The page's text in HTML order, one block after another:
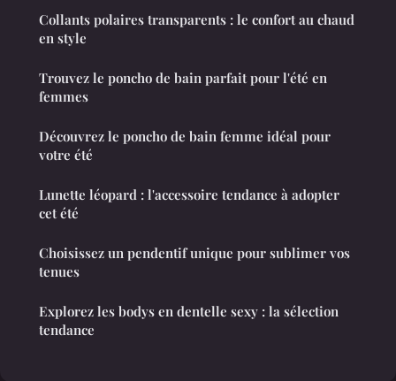
Collants polaires transparents : le confort au chaud
en style
Trouvez le poncho de bain parfait pour l'été en
femmes
Découvrez le poncho de bain femme idéal pour
votre été
Lunette léopard : l'accessoire tendance à adopter
cet été
Choisissez un pendentif unique pour sublimer vos
tenues
Explorez les bodys en dentelle sexy : la sélection
tendance